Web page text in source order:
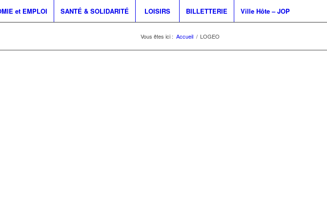
et EMPLOI SANTÉ & SOLIDARITÉ LOISIRS BILLETTERIE Ville Hôte – JOP
Vous êtes ici : Accueil / LOGEO